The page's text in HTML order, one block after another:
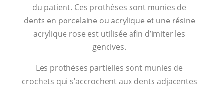
du patient. Ces prothèses sont munies de
dents en porcelaine ou acrylique et une résine
acrylique rose est utilisée afin d’imiter les
gencives.
Les prothèses partielles sont munies de
crochets qui s’accrochent aux dents adjacentes